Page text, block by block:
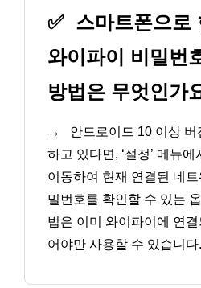
✅ 스마트폰으로
와이파이 비밀번
방법은 무엇인가
→
안드로이드 10 이상
하고 있다면, ‘설정’ 메뉴에
이동하여 현재 연결된 네트
밀번호를 확인할 수 있는
법은 이미 와이파이에 연
어야만 사용할 수 있습니다.